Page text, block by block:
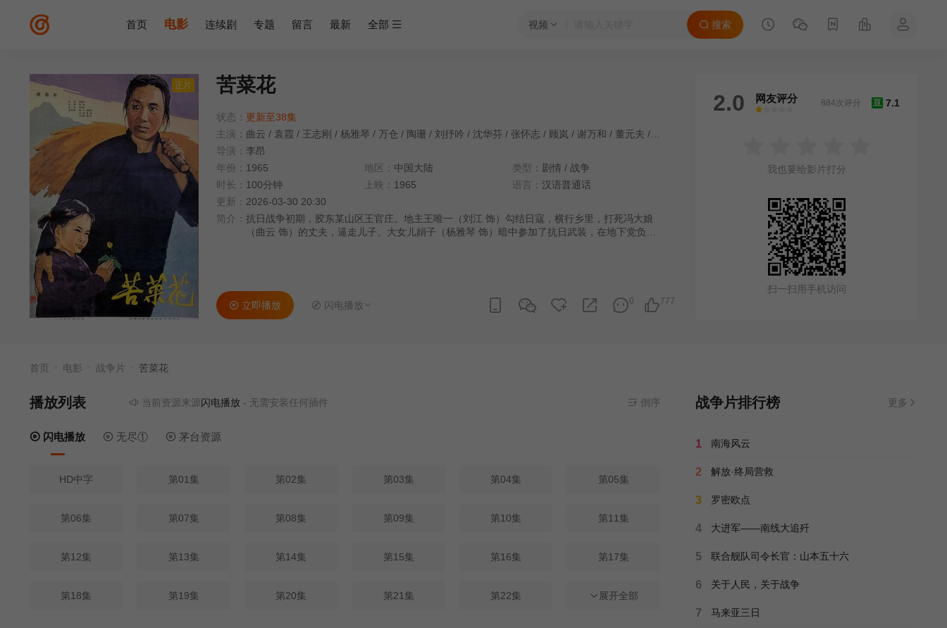
视频 搜索
首页 电影 连续剧 专题 留言 最新 全部
正片 苦菜花
状态： 更新至38集
主演： 曲云 / 袁霞 / 王志刚 / 杨雅琴 / 万仓 / 陶珊 / 刘抒吟 / 沈华芬 / 张怀志 / 顾岚 / 谢万和 / 董元夫 /
导演： 李昂
年份： 1965 地区： 中国大陆 类型： 剧情 / 战争
时长： 100分钟 上映： 1965 语言： 汉语普通话
更新： 2026-03-30 20:30
简介： 抗日战争初期，胶东某山区王官庄。地主王唯一（刘江 饰）勾结日寇，横行乡里，打死冯大娘
（曲云 饰）的丈夫，逼走儿子。大女儿娟子（杨雅琴 饰）暗中参加了抗日武装，在地下党负责
告密，鬼子突然包围了村子，赵星梅牺牲，冯大娘也被捕，敌人妄想知道八路军兵工厂埋在哪
儿，冯大娘把敌人带进了地雷阵......
777
0
立即播放 闪电播放
2.0 网友评分
很差
较差还行推荐
力荐
豆 7.1
884次评分
我也要给影片打分
扫一扫用手机访问
首页 电影 战争片 苦菜花
播放列表 当前资源来源闪电播放- 无需安装任何插件 倒序
闪电播放 无尽① 茅台资源
HD中字 第01集 第02集 第03集 第04集 第05集
第06集 第07集 第08集 第09集 第10集 第11集
第12集 第13集 第14集 第15集 第16集 第17集
第18集 第19集 第20集 第21集 第22集 第23集
展开全部
战争片排行榜 更多
1 南海风云
2 解放·终局营救
3 罗密欧点
4 大进军——南线大追歼
5 联合舰队司令长官：山本五十六
6 关于人民，关于战争
7 马来亚三日